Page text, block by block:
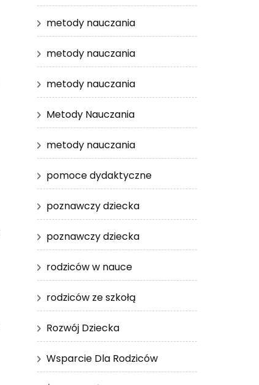
metody nauczania
metody nauczania
metody nauczania
Metody Nauczania
metody nauczania
pomoce dydaktyczne
poznawczy dziecka
poznawczy dziecka
rodziców w nauce
rodziców ze szkołą
Rozwój Dziecka
Wsparcie Dla Rodziców